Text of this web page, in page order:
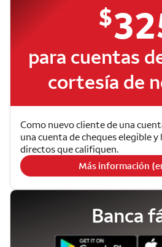
$
para cuentas
cortesía de
Como nuevo cliente de una
una cuenta de cheques elegible
directos que califiquen.
Más información
Banca